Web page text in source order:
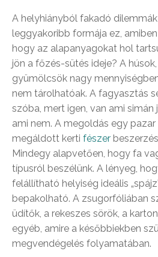
A helyhiányból fakadó
leggyakoribb formája ez,
hogy az alapanyagokat hol
jön a főzés-sütés ideje? A
gyümölcsök nagy
nem tárolhatóak. A fagyasztás
szóba, mert igen, van ami simán
ami nem. A megoldás egy
megáldott kerti fészer
Mindegy alapvetően, hogy fa
típusról beszélünk. A lényeg,
felállítható helyiség ideális
bepakolható. A zsugorfóliában
üdítők, a rekeszes sörök, a
egyéb, amire a későbbiekben
megvendégelés folyamatában.